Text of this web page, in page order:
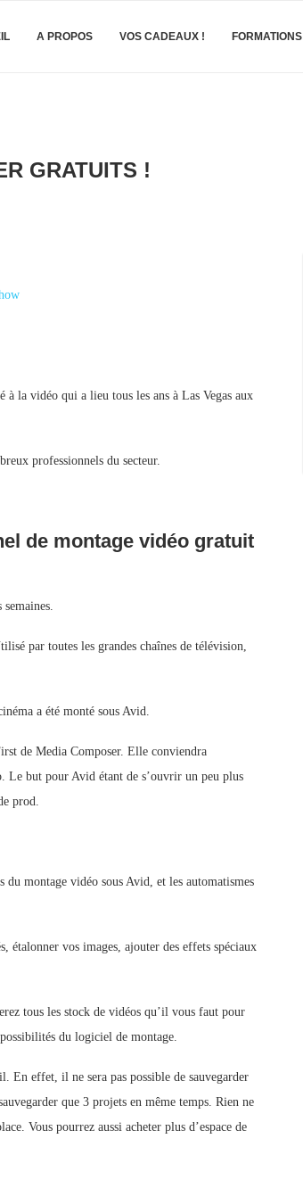
A PROPOS VOS CADEAUX ! FORMATIONS
GRATUITS !
à la vidéo qui a lieu tous les ans à Las Vegas aux
professionnels du secteur.
de montage vidéo gratuit
par toutes les grandes chaînes de télévision,
a été monté sous Avid.
de Media Composer. Elle conviendra
Le but pour Avid étant de s’ouvrir un peu plus
prod.
montage vidéo sous Avid, et les automatismes
étalonner vos images, ajouter des effets spéciaux
tous les stock de vidéos qu’il vous faut pour
du logiciel de montage.
En effet, il ne sera pas possible de sauvegarder
que 3 projets en même temps. Rien ne
Vous pourrez aussi acheter plus d’espace de